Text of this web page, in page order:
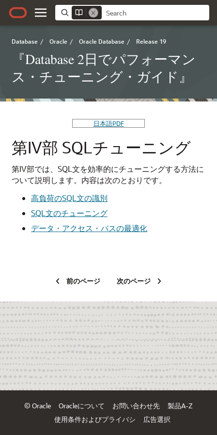
Database / Oracle / Oracle Database / Release 19
『Database 2日でパフォーマン
ス・チューニング・ガイド』
日本語PDF
第IV部 SQLチューニング
第IV部では、SQL文を効率的にチューニングする方法に
ついて説明します。内容は次のとおりです。
高負荷のSQL文の識別
SQL文のチューニング
データ・アクセス・パスの最適化
前のページ 次のページ
© Oracle Oracleについて お問い合わせ先
製品A-Z
使用条件およびプライバシ
広告選択